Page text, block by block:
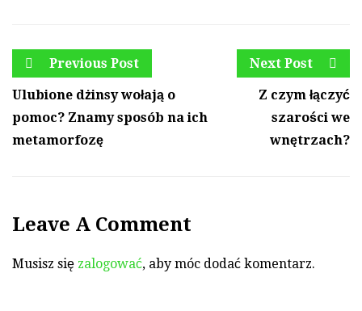
Previous Post
Ulubione dżinsy wołają o
pomoc? Znamy sposób na ich
metamorfozę
Next Post
Z czym łączyć
szarości we
wnętrzach?
Leave A Comment
Musisz się zalogować, aby móc dodać komentarz.